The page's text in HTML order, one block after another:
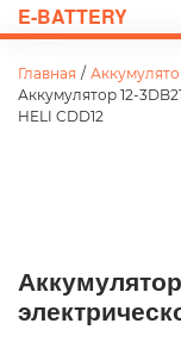
E-BATTERY
Главная /
Аккумулятор 12-
HELI CDD12